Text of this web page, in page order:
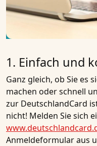
1. Einfach und
Ganz gleich, ob Sie es
machen oder schnell
zur DeutschlandCard
nicht! Melden Sie sich
Anmeldeformular aus